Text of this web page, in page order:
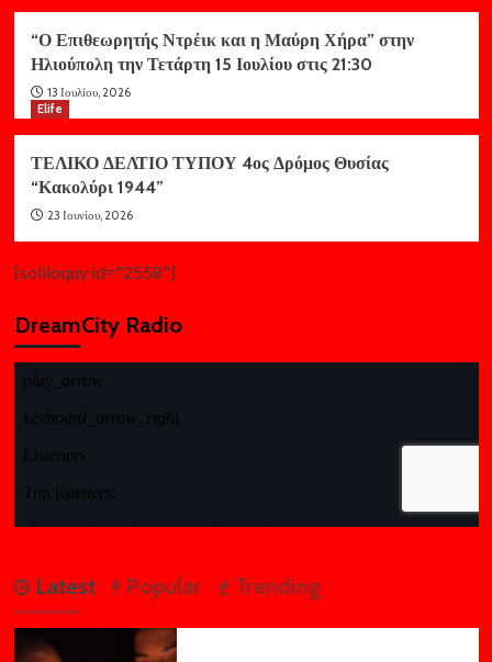
“Ο Επιθεωρητής Ντρέικ και η Μαύρη Χήρα” στην
Ηλιούπολη την Τετάρτη 15 Ιουλίου στις 21:30
13 Ιουλίου, 2026
Elife
ΤΕΛΙΚΟ ΔΕΛΤΙΟ ΤΥΠΟΥ 4ος Δρόμος Θυσίας
“Κακολύρι 1944”
23 Ιουνίου, 2026
[soliloquy id="2558"]
DreamCity Radio
Latest Popular Trending